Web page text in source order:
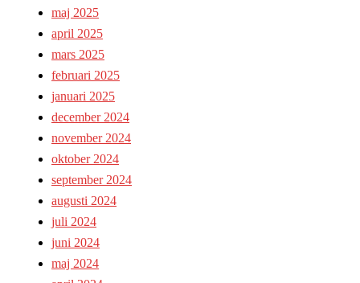
maj 2025
april 2025
mars 2025
februari 2025
januari 2025
december 2024
november 2024
oktober 2024
september 2024
augusti 2024
juli 2024
juni 2024
maj 2024